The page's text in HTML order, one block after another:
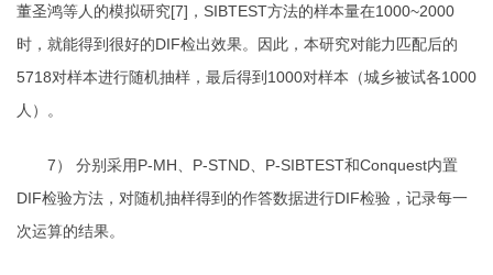
董圣鸿等人的模拟研究[7] ， SIBTEST方法的样本量在1000~2000
时，就能得到很好的DIF检出效果。因此，本研究对能力匹配后的
5718对样本进行随机抽样，最后得到1000对样本（城乡被试各1000
人）。
7） 分别采用P-MH P-STND P-SIBTEST和Conquest内置
DIF检验方法，对随机抽样得到的作答数据进行DIF检验，记录每一
次运算的结果。